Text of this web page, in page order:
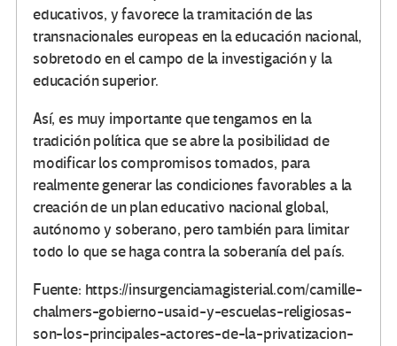
educativos, y favorece la tramitación de las
transnacionales europeas en la educación nacional,
sobretodo en el campo de la investigación y la
educación superior.
Así, es muy importante que tengamos en la
tradición política que se abre la posibilidad de
modificar los compromisos tomados, para
realmente generar las condiciones favorables a la
creación de un plan educativo nacional global,
autónomo y soberano, pero también para limitar
todo lo que se haga contra la soberanía del país.
Fuente: https://insurgenciamagisterial.com/camille-
chalmers-gobierno-usaid-y-escuelas-religiosas-
son-los-principales-actores-de-la-privatizacion-